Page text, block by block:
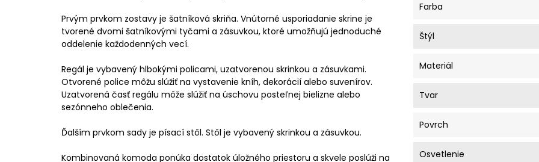
Prvým prvkom zostavy je šatníková skriňa. Vnútorné usporiadanie skrine je
tvorené dvomi šatníkovými tyčami a zásuvkou, ktoré umožňujú jednoduché
oddelenie každodenných vecí.
Regál je vybavený hlbokými policami, uzatvorenou skrinkou a zásuvkami.
Otvorené police môžu slúžiť na vystavenie kníh, dekorácií alebo suvenírov.
Uzatvorená časť regálu môže slúžiť na úschovu posteľnej bielizne alebo
sezónneho oblečenia.
Ďalším prvkom sady je písací stôl. Stôl je vybavený skrinkou a zásuvkou.
Kombinovaná komoda ponúka dostatok úložného priestoru a skvele poslúži na
Farba
Štýl
Materiál
Tvar
Povrch
Osvetlenie